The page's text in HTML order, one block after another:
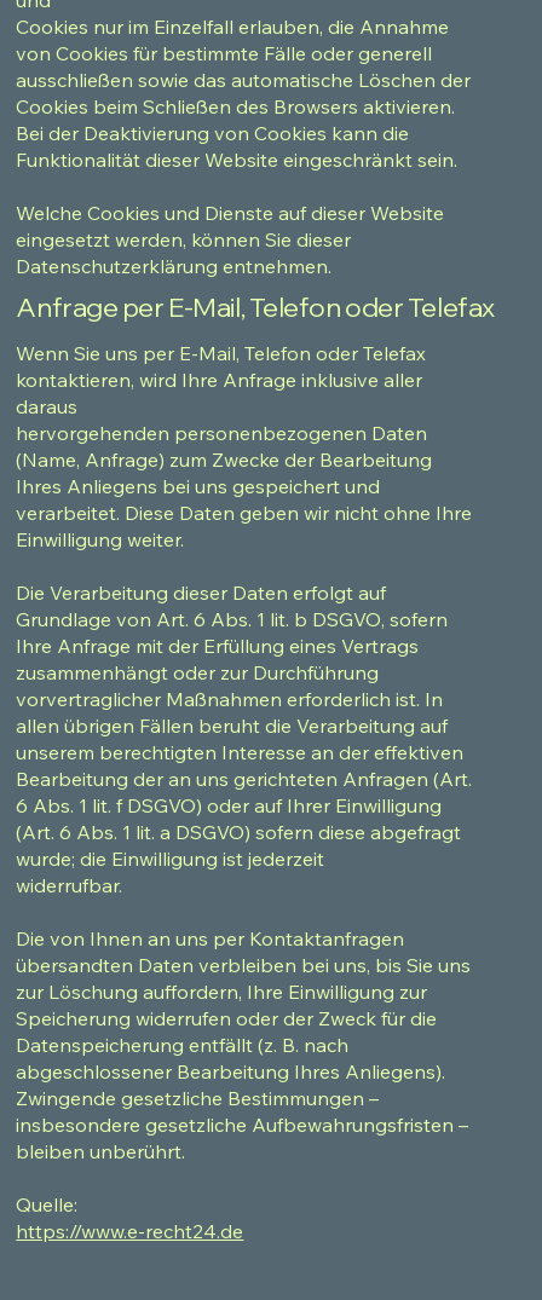
Anfrage per E-Mail, Telefon oder Telefax
Wenn Sie uns per E-Mail, Telefon oder Telefax
kontaktieren, wird Ihre Anfrage inklusive aller
daraus
hervorgehenden personenbezogenen Daten
(Name, Anfrage) zum Zwecke der Bearbeitung
Ihres Anliegens bei uns gespeichert und
verarbeitet. Diese Daten geben wir nicht ohne Ihre
Einwilligung weiter.
Die Verarbeitung dieser Daten erfolgt auf
Grundlage von Art. 6 Abs. 1 lit. b DSGVO, sofern
Ihre Anfrage mit der Erfüllung eines Vertrags
zusammenhängt oder zur Durchführung
vorvertraglicher Maßnahmen erforderlich ist. In
allen übrigen Fällen beruht die Verarbeitung auf
unserem berechtigten Interesse an der effektiven
Bearbeitung der an uns gerichteten Anfragen (Art.
6 Abs. 1 lit. f DSGVO) oder auf Ihrer Einwilligung
(Art. 6 Abs. 1 lit. a DSGVO) sofern diese abgefragt
wurde; die Einwilligung ist jederzeit
widerrufbar.
Die von Ihnen an uns per Kontaktanfragen
übersandten Daten verbleiben bei uns, bis Sie uns
zur Löschung auffordern, Ihre Einwilligung zur
Speicherung widerrufen oder der Zweck für die
Datenspeicherung entfällt (z. B. nach
abgeschlossener Bearbeitung Ihres Anliegens).
Zwingende gesetzliche Bestimmungen –
insbesondere gesetzliche Aufbewahrungsfristen –
bleiben unberührt.
Quelle:
https://www.e-recht24.de
Cookies nur im Einzelfall erlauben, die Annahme
von Cookies für bestimmte Fälle oder generell
ausschließen sowie das automatische Löschen der
Cookies beim Schließen des Browsers aktivieren.
Bei der Deaktivierung von Cookies kann die
Funktionalität dieser Website eingeschränkt sein.
Welche Cookies und Dienste auf dieser Website
eingesetzt werden, können Sie dieser
Datenschutzerklärung entnehmen.